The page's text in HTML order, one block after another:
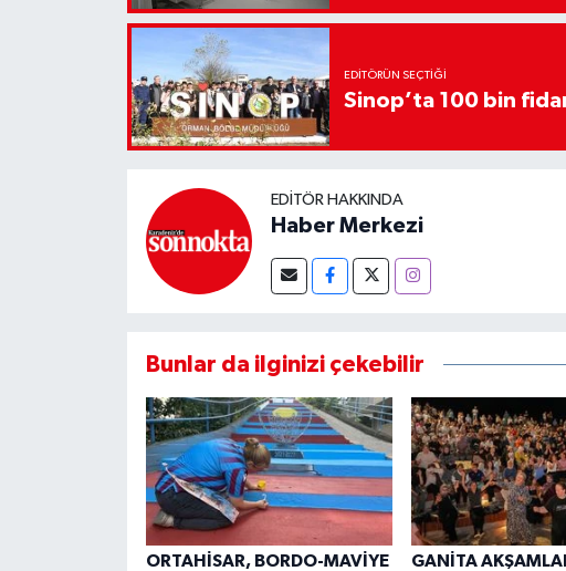
EDITÖRÜN SEÇTIĞI
Sinop’ta 100 bin
EDITÖR HAKKINDA
Haber Merkezi
Bunlar da ilginizi çekebilir
ORTAHİSAR, BORDO-MAVİYE
GANİTA